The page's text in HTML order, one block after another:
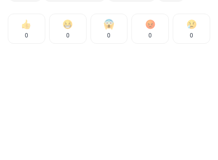
0 0 0 0 0